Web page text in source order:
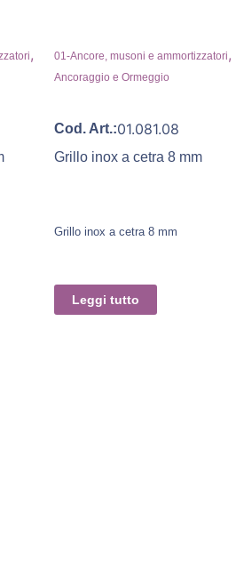
, 01-Ancore, musoni e ammortizzatori,
Ancoraggio e Ormeggio
Cod. Art.:01.081.08
Grillo inox a cetra 8 mm
Grillo inox a cetra 8 mm
Leggi tutto